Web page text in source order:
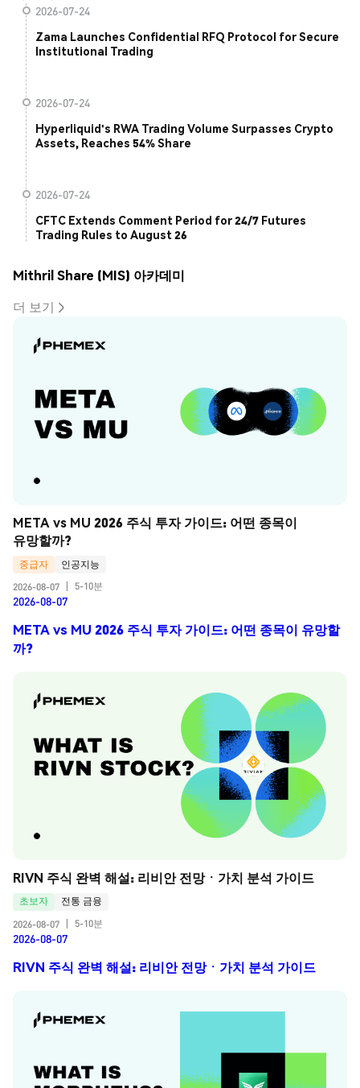
2026-07-24
Zama Launches Confidential RFQ Protocol for Secure
Institutional Trading
2026-07-24
Hyperliquid's RWA Trading Volume Surpasses Crypto
Assets, Reaches 54% Share
2026-07-24
CFTC Extends Comment Period for 24/7 Futures
Trading Rules to August 26
Mithril Share (MIS) 아카데미
더 보기
META vs MU 2026 주식 투자 가이드: 어떤 종목이
유망할까?
중급자
인공지능
2026-08-07
5-10분
2026-08-07
META vs MU 2026 주식 투자 가이드: 어떤 종목이 유망할
까?
RIVN 주식 완벽 해설: 리비안 전망ㆍ가치 분석 가이드
초보자
전통 금융
2026-08-07
5-10분
2026-08-07
RIVN 주식 완벽 해설: 리비안 전망ㆍ가치 분석 가이드